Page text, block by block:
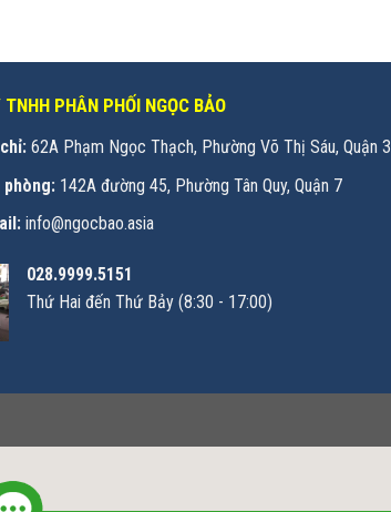
TNHH PHÂN PHỐI NGỌC BẢO
62A Phạm Ngọc Thạch, Phường Võ Thị Sáu, Quận 3
142A đường 45, Phường Tân Quy, Quận 7
info@ngocbao.asia
028.9999.5151
Thứ Hai đến Thứ Bảy (8:30 - 17:00)